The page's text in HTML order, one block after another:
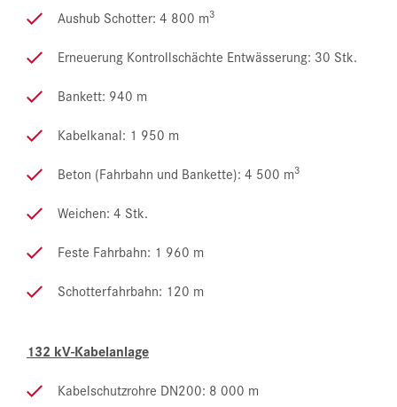
Aushub Schotter: 4 800 m3
Erneuerung Kontrollschächte Entwässerung: 30 Stk.
Bankett: 940 m
Kabelkanal: 1 950 m
Beton (Fahrbahn und Bankette): 4 500 m3
Weichen: 4 Stk.
Feste Fahrbahn: 1 960 m
Schotterfahrbahn: 120 m
132 kV-Kabelanlage
Kabelschutzrohre DN200: 8 000 m